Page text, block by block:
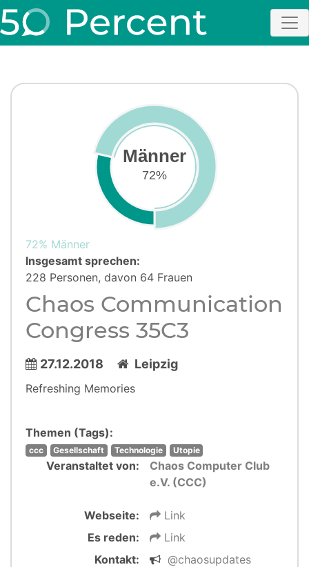
Männer
72%
72% Männer
Insgesamt sprechen:
228 Personen, davon 64 Frauen
Chaos Communication
Congress 35C3
27.12.2018 Leipzig
Refreshing Memories
Themen (Tags):
ccc Gesellschaft Technologie Utopie
Veranstaltet von:
Chaos Computer Club
e.V. (CCC)
Webseite:
Link
Es reden:
Link
Kontakt:
@chaosupdates